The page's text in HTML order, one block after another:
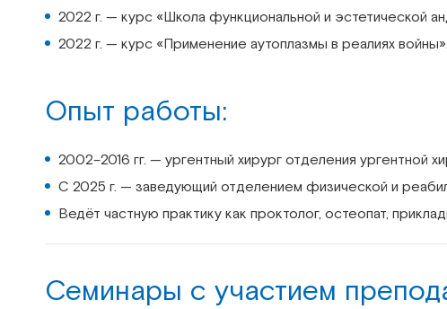
2022 г. — курс «Школа функциональной и эстетической
2022 г. — курс «Применение аутоплазмы в реалиях войны».
Опыт работы:
2002–2016 гг. — ургентный хирург отделения ургентной
С 2025 г. — заведующий отделением физической и
Ведёт частную практику как проктолог, остеопат,
Семинары c участием